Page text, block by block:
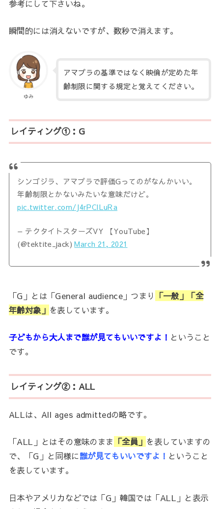
参考にして下さいね。
瞬間的には消えないですが、数秒で消えます。
ゆみ
アマプラの基準ではなく映倫が定めた年
齢制限に関する規定と覚えてください。
レイティング①：G
シンゴジラ、アマプラで評価Gってのがなんかいい。
年齢制限とかないみたいな意味だけど。
pic.twitter.com/J4rPCILuRa
— テクタイトスターズVY 【YouTube】
(@tektite_jack)March 21, 2021
「G」とは「General audience」つまり
「一般」「全
年齢対象」 を表しています。
子どもから大人まで誰が見てもいいですよ！ ということ
です。
レイティング②：ALL
ALLは、All ages admittedの略です。
「ALL」とはその意味のまま 「全員」 を表していますの
で、「G」と同様に誰が見てもいいですよ！ ということ
を表しています。
日本やアメリカなどでは「G」韓国では「ALL」と表示